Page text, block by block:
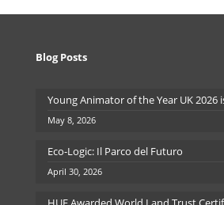
Blog Posts
Young Animator of the Year UK 2026
May 8, 2026
Eco-Logic: Il Parco del Futuro
April 30, 2026